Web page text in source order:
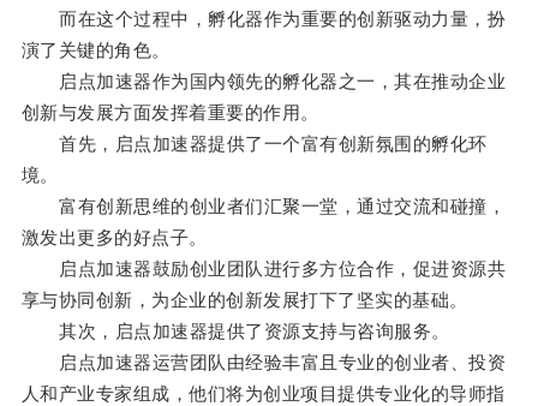
而在这个过程中，孵化器作为重要的创新驱动力量，扮
演了关键的角色。
启点加速器作为国内领先的孵化器之一，其在推动企业
创新与发展方面发挥着重要的作用。
首先，启点加速器提供了一个富有创新氛围的孵化环
境。
富有创新思维的创业者们汇聚一堂，通过交流和碰撞，
激发出更多的好点子。
启点加速器鼓励创业团队进行多方位合作，促进资源共
享与协同创新，为企业的创新发展打下了坚实的基础。
其次，启点加速器提供了资源支持与咨询服务。
启点加速器运营团队由经验丰富且专业的创业者、投资
人和产业专家组成，他们将为创业项目提供专业化的导师指